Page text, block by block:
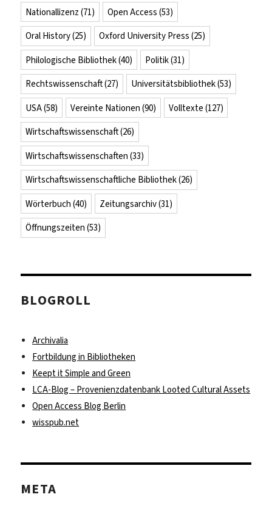
Nationallizenz (71) Open Access (53)
Oral History(25) Oxford University Press (25)
Philologische Bibliothek(40) Politik(31)
Rechtswissenschaft(27) Universitätsbibliothek(53)
USA(58) Vereinte Nationen (90) Volltexte (127)
Wirtschaftswissenschaft(26)
Wirtschaftswissenschaften (33)
Wirtschaftswissenschaftliche Bibliothek(26)
Wörterbuch (40) Zeitungsarchiv(31)
Öffnungszeiten (53)
BLOGROLL
Archivalia
Fortbildung in Bibliotheken
Keept it Simple and Green
LCA-Blog – Provenienzdatenbank Looted Cultural Assets
Open Access Blog Berlin
wisspub.net
META